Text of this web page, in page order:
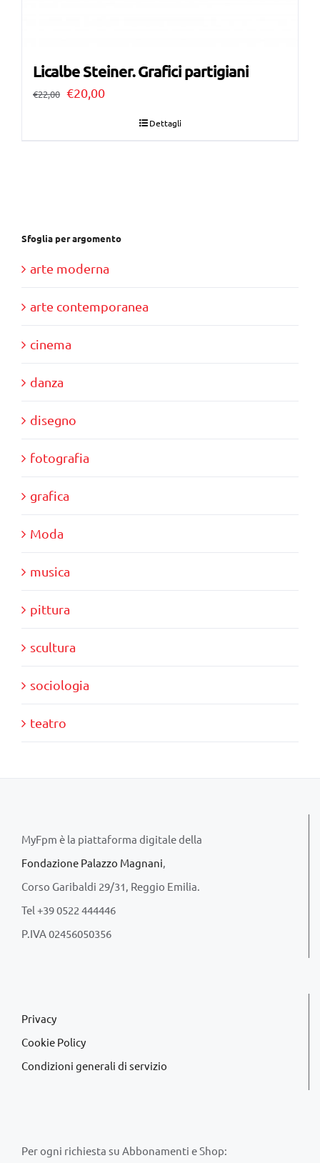
Licalbe Steiner. Grafici partigiani
€22,00 Il
€20,00Il
Dettagli
Sfoglia per argomento
arte moderna
arte contemporanea
cinema
danza
disegno
fotografia
grafica
Moda
musica
pittura
scultura
sociologia
teatro
MyFpm è la piattaforma digitale della
Fondazione Palazzo Magnani,
Corso Garibaldi 29/31, Reggio Emilia.
Tel +39 0522 444446
P.IVA 02456050356
Privacy
Cookie Policy
Condizioni generali di servizio
Per ogni richiesta su Abbonamenti e Shop: